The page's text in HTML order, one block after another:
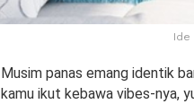
Ide
Musim panas emang identik
kamu ikut kebawa vibes-nya,